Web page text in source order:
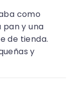
como
y una
de tienda.
y